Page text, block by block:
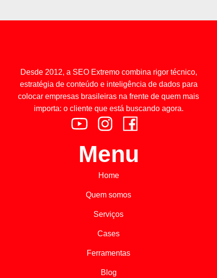
Desde 2012, a SEO Extremo combina rigor técnico,
estratégia de conteúdo e inteligência de dados para
colocar empresas brasileiras na frente de quem mais
importa: o cliente que está buscando agora.
Menu
Home
Quem somos
Serviços
Cases
Ferramentas
Blog